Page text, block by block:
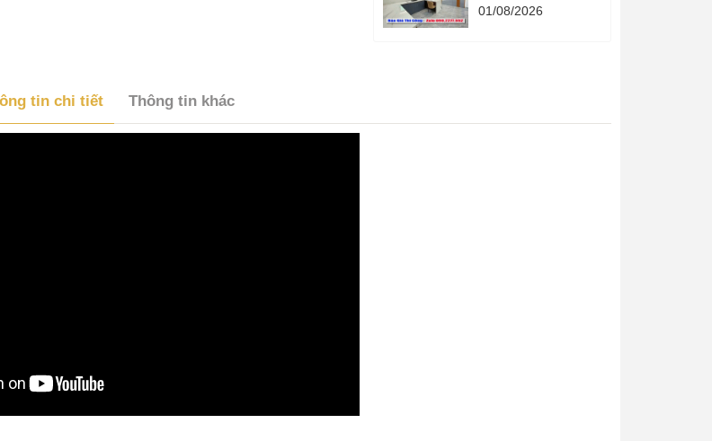
Nhược Điểm Và
01/08/2026
tin chi tiết Thông tin khác